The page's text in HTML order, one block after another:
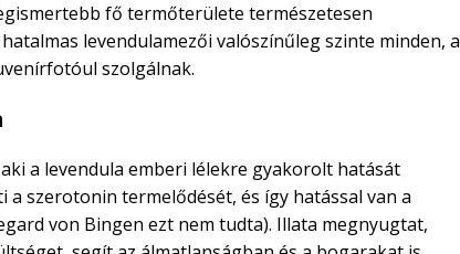
fő termőterülete természetesen
levendulamezői valószínűleg szinte minden, a
szolgálnak.
a levendula emberi lélekre gyakorolt hatását
a szerotonin termelődését, és így hatással van a
von Bingen ezt nem tudta). Illata megnyugtat,